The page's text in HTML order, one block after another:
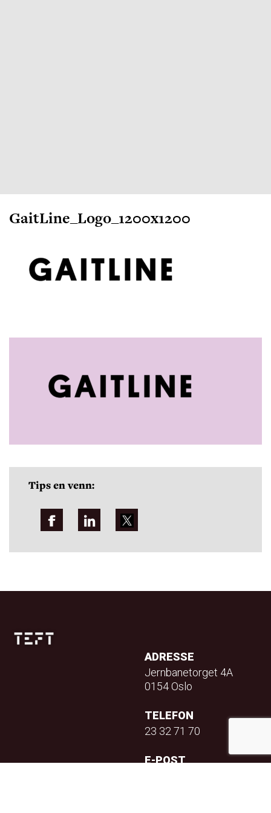
GaitLine_Logo_1200x1200
Tips en venn:
ADRESSE
Jernbanetorget 4A
0154 Oslo
TELEFON
23 32 71 70
E-POST